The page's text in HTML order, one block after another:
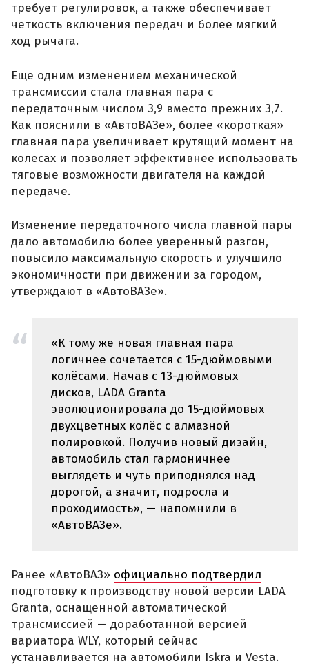
требует регулировок, а также обеспечивает
четкость включения передач и более мягкий
ход рычага.
Еще одним изменением механической
трансмиссии стала главная пара с
передаточным числом 3,9 вместо прежних 3,7.
Как пояснили в «АвтоВАЗе», более «короткая»
главная пара увеличивает крутящий момент на
колесах и позволяет эффективнее использовать
тяговые возможности двигателя на каждой
передаче.
Изменение передаточного числа главной пары
дало автомобилю более уверенный разгон,
повысило максимальную скорость и улучшило
экономичности при движении за городом,
утверждают в «АвтоВАЗе».
«К тому же новая главная пара
логичнее сочетается с 15-дюймовыми
колёсами. Начав с 13-дюймовых
дисков, LADA Granta
эволюционировала до 15-дюймовых
двухцветных колёс с алмазной
полировкой. Получив новый дизайн,
автомобиль стал гармоничнее
выглядеть и чуть приподнялся над
дорогой, а значит, подросла и
проходимость», — напомнили в
«АвтоВАЗе».
Ранее «АвтоВАЗ» официально подтвердил
подготовку к производству новой версии LADA
Granta, оснащенной автоматической
трансмиссией — доработанной версией
вариатора WLY, который сейчас
устанавливается на автомобили Iskra и Vesta.